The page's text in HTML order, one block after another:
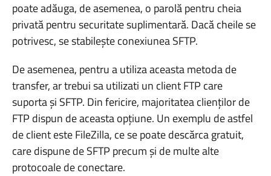
poate adăuga, de asemenea, o parolă pentru cheia
privată pentru securitate suplimentară. Dacă cheile se
potrivesc, se stabilește conexiunea SFTP.
De asemenea, pentru a utiliza aceasta metoda de
transfer, ar trebui sa utilizati un client FTP care
suporta și SFTP. Din fericire, majoritatea clienților de
FTP dispun de aceasta opțiune. Un exemplu de astfel
de client este FileZilla, ce se poate descărca gratuit,
care dispune de SFTP precum și de multe alte
protocoale de conectare.